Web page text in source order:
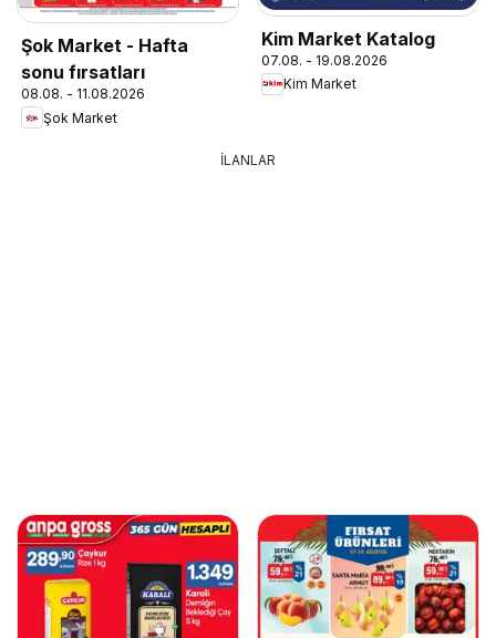
Şok Market - Hafta
sonu fırsatları
08.08. - 11.08.2026
Şok Market
Kim Market Katalog
07.08. - 19.08.2026
Kim Market
İLANLAR